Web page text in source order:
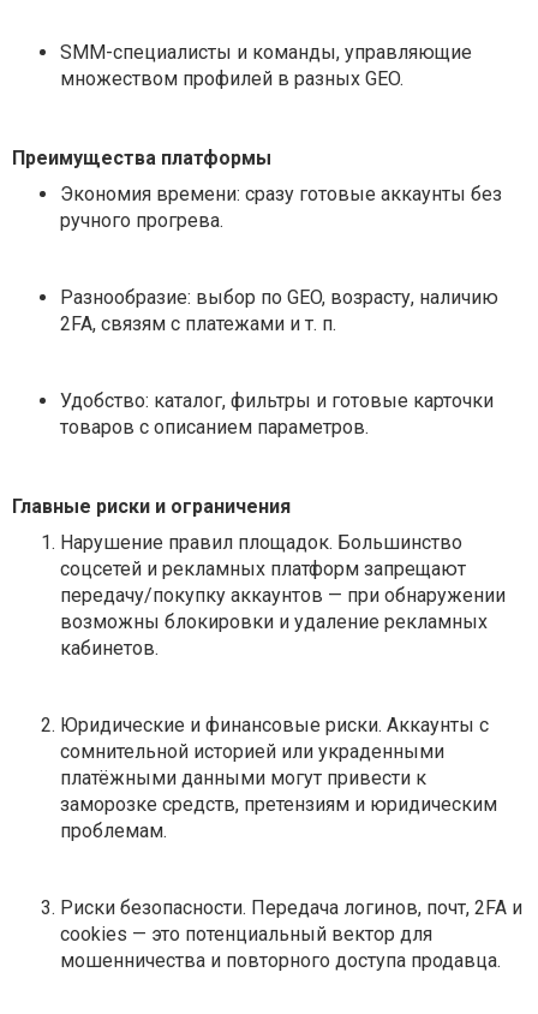
SMM-специалисты и команды, управляющие
множеством профилей в разных GEO.
Преимущества платформы
Экономия времени: сразу готовые аккаунты без
ручного прогрева.
Разнообразие: выбор по GEO, возрасту, наличию
2FA, связям с платежами и т. п.
Удобство: каталог, фильтры и готовые карточки
товаров с описанием параметров.
Главные риски и ограничения
Нарушение правил площадок. Большинство
соцсетей и рекламных платформ запрещают
передачу/покупку аккаунтов — при обнаружении
возможны блокировки и удаление рекламных
кабинетов.
Юридические и финансовые риски. Аккаунты с
сомнительной историей или украденными
платёжными данными могут привести к
заморозке средств, претензиям и юридическим
проблемам.
Риски безопасности. Передача логинов, почт, 2FA и
cookies — это потенциальный вектор для
мошенничества и повторного доступа продавца.